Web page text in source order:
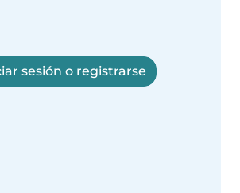
sesión o registrarse